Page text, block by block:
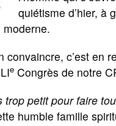
quiétisme d’hier, à
moderne.
convaincre, c’est en
e Congrès de notre
trop petit pour faire
humble famille